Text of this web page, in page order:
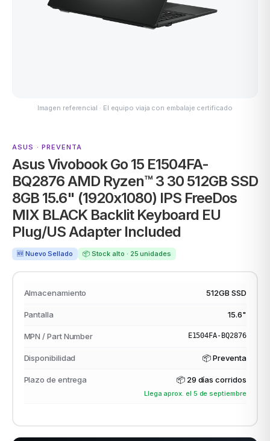
ACER
→
Imagen referencial · El equipo viaja con embalaje certificado
ASUS · PREVENTA
Asus Vivobook Go 15 E1504FA-
BQ2876 AMD Ryzen™ 3 30 512GB SSD
8GB 15.6" (1920x1080) IPS FreeDos
MIX BLACK Backlit Keyboard EU
Plug/US Adapter Included
🆕 Nuevo Sellado 📦 Stock alto · 25 unidades
Almacenamiento 512GB SSD
Pantalla 15.6"
MPN / Part Number E1504FA-BQ2876
Disponibilidad 📦 Preventa
Plazo de entrega 📦 29 días corridos
Llega aprox. el 5 de septiembre